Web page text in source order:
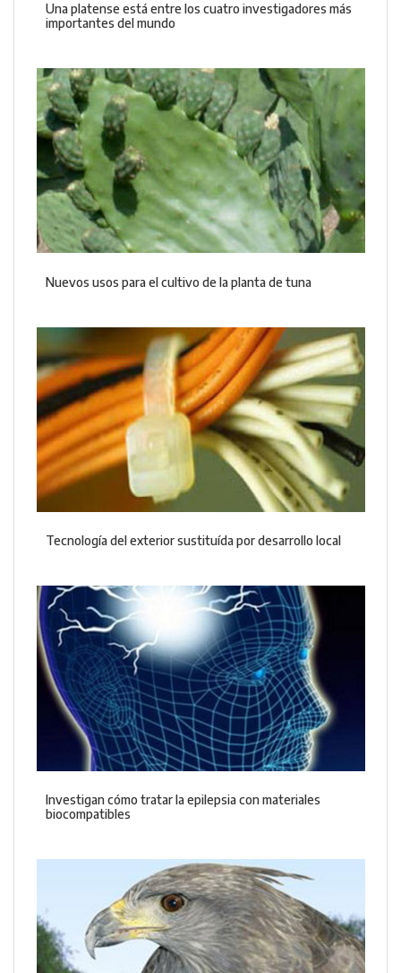
Una platense está entre los cuatro investigadores más
importantes del mundo
Nuevos usos para el cultivo de la planta de tuna
Tecnología del exterior sustituída por desarrollo local
Investigan cómo tratar la epilepsia con materiales
biocompatibles